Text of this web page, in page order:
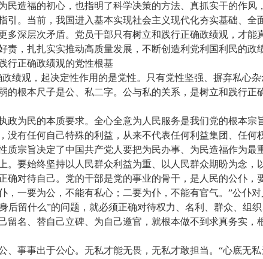
民造福的初心，也指明了科学决策的方法、真抓实干的作
引。当前，我国进入基本实现社会主义现代化夯实基础、全
深层次矛盾。党员干部只有树立和践行正确政绩观，才能
，扎扎实实推动高质量发展，不断创造利党利国利民的政
行正确政绩观的党性根基
绩观，起决定性作用的是党性。只有党性坚强、摒弃私心
的根本尺子是公、私二字。公与私的关系，是树立和践行正
政为民的本质要求。全心全意为人民服务是我们党的根本
没有任何自己特殊的利益，从来不代表任何利益集团、任何
质宗旨决定了中国共产党人要把为民办事、为民造福作为
要始终坚持以人民群众利益为重、以人民群众期盼为念，
确对待自己。党的干部是党的事业的骨干，是人民的公仆，
，一要为公，不能有私心；二要为仆，不能有官气。”公仆
后留什么”的问题，就必须正确对待权力、名利、群众、组
留名、替自己立碑、为自己邀官，就根本做不到求真务实
、事事出于公心。无私才能无畏，无私才敢担当。“心底无